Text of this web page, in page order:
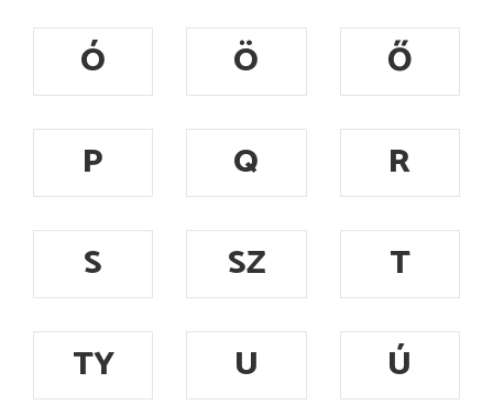
Ó
Ö
Ő
P
Q
R
S
SZ
T
TY
U
Ú